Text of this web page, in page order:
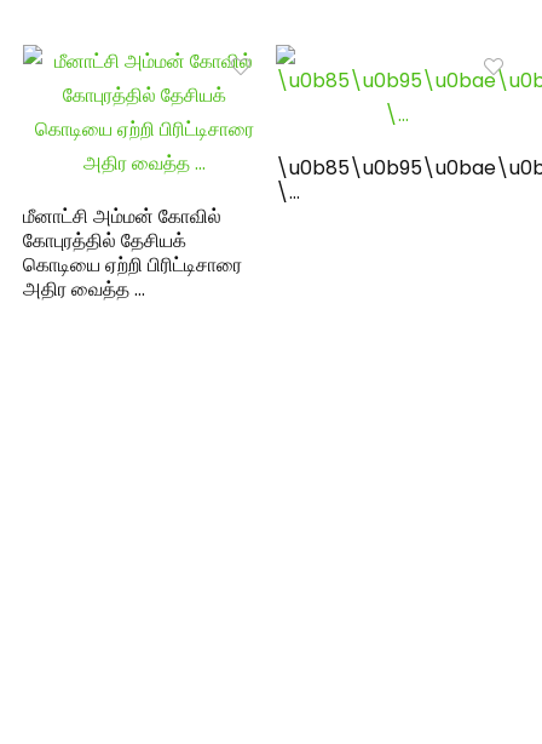
மீனாட்சி அம்மன் கோவில்
கோபுரத்தில் தேசியக்
கொடியை ஏற்றி பிரிட்டிசாரை
அதிர வைத்த …
\…